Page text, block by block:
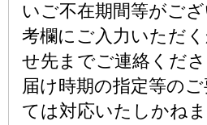
いご不在期間等がご
考欄にご入力いただ
せ先までご連絡くだ
届け時期の指定等の
ては対応いたしかね